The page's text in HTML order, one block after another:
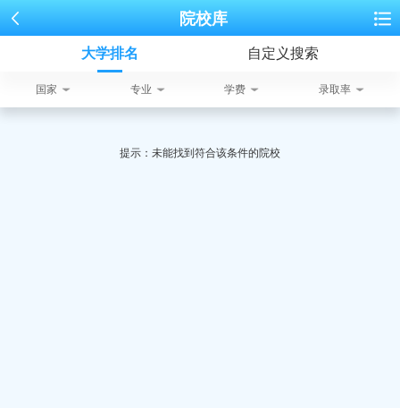
院校库
大学排名 自定义搜索
国家 专业 学费 录取率
提示：未能找到符合该条件的院校